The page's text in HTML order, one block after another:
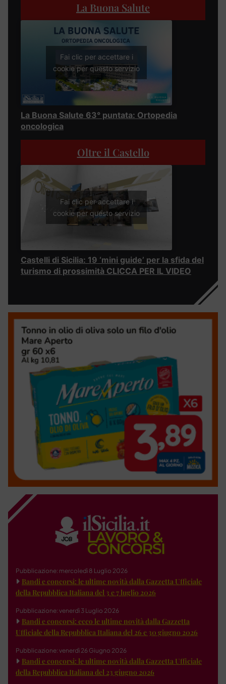
La Buona Salute
Fai clic per accettare i
cookie per questo servizio
La Buona Salute 63° puntata: Ortopedia
oncologica
Oltre il Castello
Fai clic per accettare i
cookie per questo servizio
Castelli di Sicilia: 19 ‘mini guide’ per la sfida del
turismo di prossimità CLICCA PER IL VIDEO
Pubblicazione: mercoledì 8 Luglio 2026
Bandi e concorsi: le ultime novità dalla Gazzetta Ufficiale
della Repubblica Italiana del 3 e 7 luglio 2026
Pubblicazione: venerdì 3 Luglio 2026
Bandi e concorsi: ecco le ultime novità dalla Gazzetta
Ufficiale della Repubblica Italiana del 26 e 30 giugno 2026
Pubblicazione: venerdì 26 Giugno 2026
Bandi e concorsi: le ultime novità dalla Gazzetta Ufficiale
della Repubblica Italiana del 23 giugno 2026